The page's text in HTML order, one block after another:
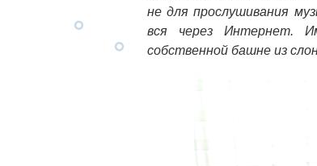
не для прослушивания
вся через Интернет.
собственной башне из